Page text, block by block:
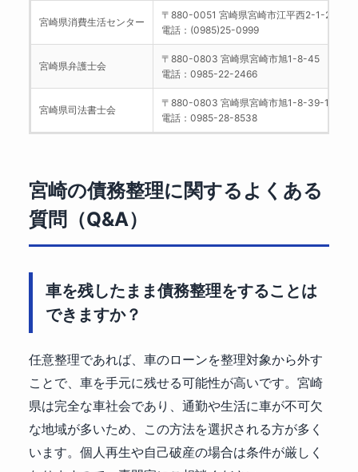
宮崎県消費生活センター
〒880-0051 宮崎県宮崎市江平西2-1-20
電話：(0985)25-0999
宮崎県弁護士会
〒880-0803 宮崎県宮崎市旭1-8-45
電話：0985-22-2466
宮崎県司法書士会
〒880-0803 宮崎県宮崎市旭1-8-39-1
電話：0985-28-8538
宮崎の債務整理に関するよくある
質問（Q&A）
車を残したまま債務整理をすることは
できますか？
任意整理であれば、車のローンを整理対象から外す
ことで、車を手元に残せる可能性が高いです。宮崎
県は完全な車社会であり、通勤や生活に車が不可欠
な地域が多いため、この方法を選択される方が多く
います。個人再生や自己破産の場合は条件が厳しく